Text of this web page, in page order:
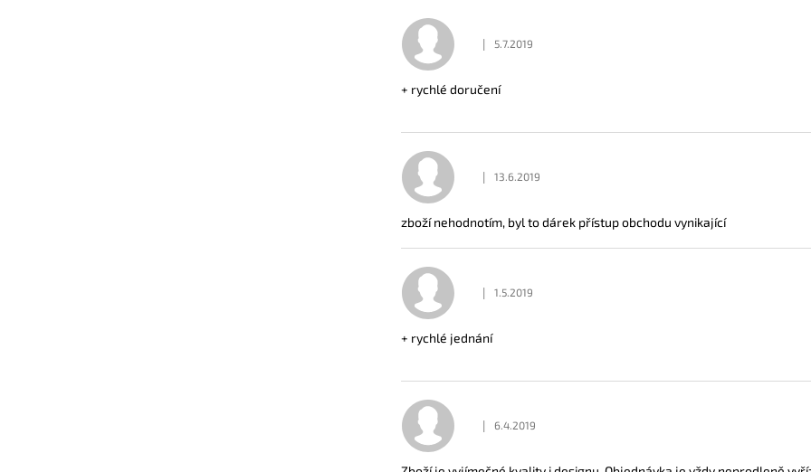
Hodnocení obchodu je 5 z 5 hvězdiček.
| 5.7.2019
+ rychlé doručení
Hodnocení obchodu je 5 z 5 hvězdiček.
| 13.6.2019
zboží nehodnotím, byl to dárek přístup obchodu vynikající
Hodnocení obchodu je 5 z 5 hvězdiček.
| 1.5.2019
+ rychlé jednání
Hodnocení obchodu je 5 z 5 hvězdiček.
| 6.4.2019